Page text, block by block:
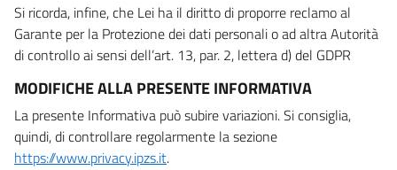
Si ricorda, infine, che Lei ha il diritto di proporre reclamo al
Garante per la Protezione dei dati personali o ad altra Autorità
di controllo ai sensi dell’art. 13, par. 2, lettera d) del GDPR
MODIFICHE ALLA PRESENTE INFORMATIVA
La presente Informativa può subire variazioni. Si consiglia,
quindi, di controllare regolarmente la sezione
https://www.privacy.ipzs.it.